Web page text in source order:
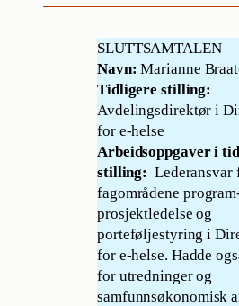
SLUTTSAMTALEN
Navn:Marianne
Tidligere stilling:
Avdelingsdirektør i
for e-helse
Arbeidsoppgaver i
stilling: Lederansvar
fagområdene
prosjektledelse og
porteføljestyring i
for e-helse. Hadde
for utredninger og
samfunnsøkonomisk